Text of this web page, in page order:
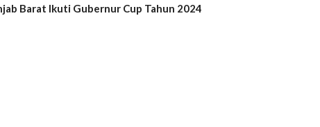
Barat Ikuti Gubernur Cup Tahun 2024